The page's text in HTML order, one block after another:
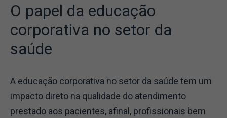
O papel da educação
corporativa no setor da
saúde
A educação corporativa no setor da saúde tem um
impacto direto na qualidade do atendimento
prestado aos pacientes, afinal, profissionais bem